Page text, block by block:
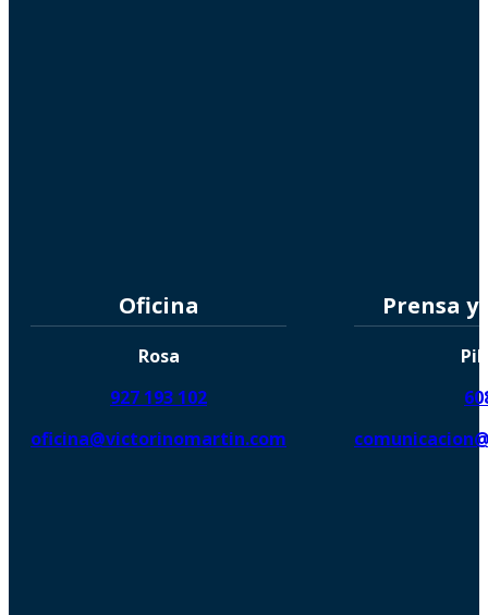
Oficina
Rosa
927 193 102
oficina@victorinomartin.com
Prensa